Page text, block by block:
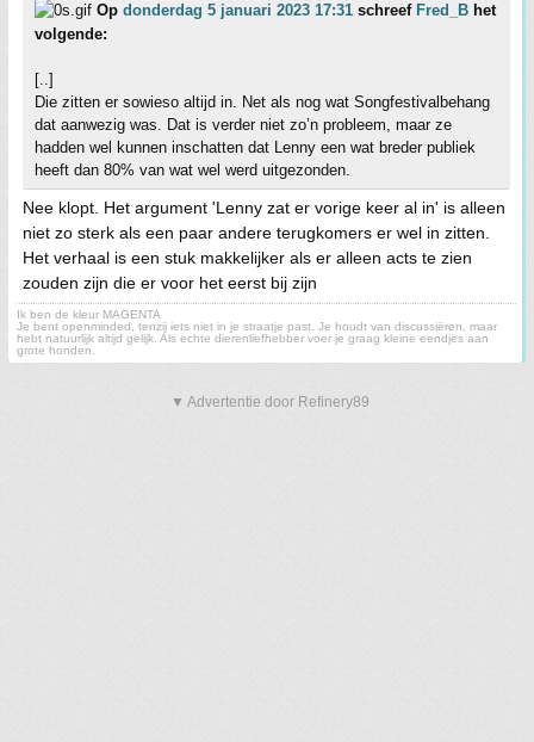
Op donderdag 5 januari 2023 17:31 schreef Fred_B het
volgende:
[..]
Die zitten er sowieso altijd in. Net als nog wat Songfestivalbehang
dat aanwezig was. Dat is verder niet zo’n probleem, maar ze
hadden wel kunnen inschatten dat Lenny een wat breder publiek
heeft dan 80% van wat wel werd uitgezonden.
Nee klopt. Het argument 'Lenny zat er vorige keer al in' is alleen
niet zo sterk als een paar andere terugkomers er wel in zitten.
Het verhaal is een stuk makkelijker als er alleen acts te zien
zouden zijn die er voor het eerst bij zijn
Ik ben de kleur MAGENTA
Je bent openminded, tenzij iets niet in je straatje past. Je houdt van discussiëren, maar
hebt natuurlijk altijd gelijk. Als echte dierenliefhebber voer je graag kleine eendjes aan
grote honden.
▼ Advertentie door Refinery89